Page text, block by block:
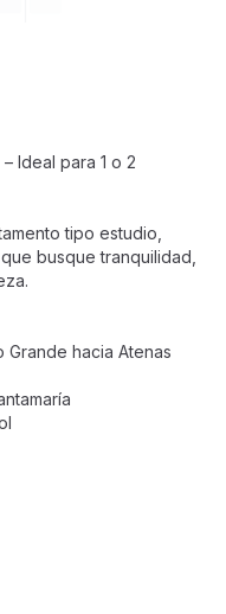
Ideal para 1 o 2
tipo estudio,
busque tranquilidad,
hacia Atenas